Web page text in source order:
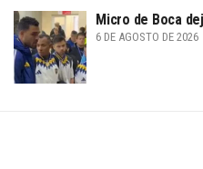
Micro de Boca
6 DE AGOSTO DE 2026